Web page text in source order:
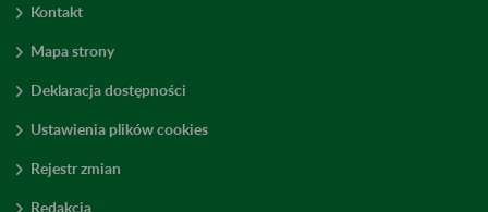
Kontakt
Mapa strony
Deklaracja dostępności
Ustawienia plików cookies
Rejestr zmian
Redakcja